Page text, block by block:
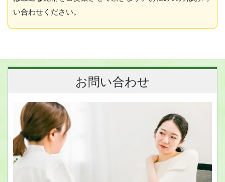
お問い合わせ
い合わせください。